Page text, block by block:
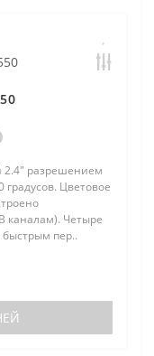
2.4" разрешением
градусов. Цветовое
каналам). Четыре
пер..